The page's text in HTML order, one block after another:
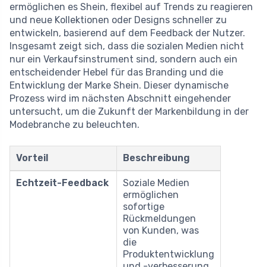
ermöglichen es Shein, flexibel auf Trends zu reagieren
und neue Kollektionen oder Designs schneller zu
entwickeln, basierend auf dem Feedback der Nutzer.
Insgesamt zeigt sich, dass die sozialen Medien nicht
nur ein Verkaufsinstrument sind, sondern auch ein
entscheidender Hebel für das Branding und die
Entwicklung der Marke Shein. Dieser dynamische
Prozess wird im nächsten Abschnitt eingehender
untersucht, um die Zukunft der Markenbildung in der
Modebranche zu beleuchten.
Vorteil Beschreibung
Echtzeit-Feedback
Soziale Medien
ermöglichen
sofortige
Rückmeldungen
von Kunden, was
die
Produktentwicklung